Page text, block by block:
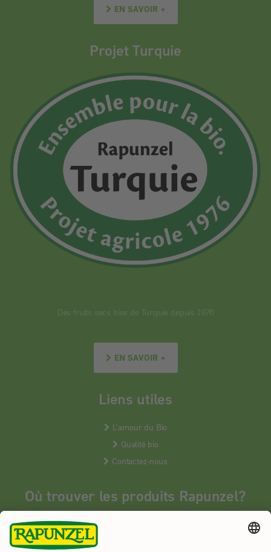
EN SAVOIR +
Projet Turquie
Des fruits secs bios de Turquie depuis 1976
EN SAVOIR +
Liens utiles
L’amour du Bio
Qualité bio
Contactez-nous
Où trouver les produits Rapunzel?
Les produits Rapunzel sont vendus en France uniquement dans les